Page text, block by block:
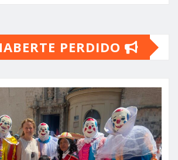
PERDIDO